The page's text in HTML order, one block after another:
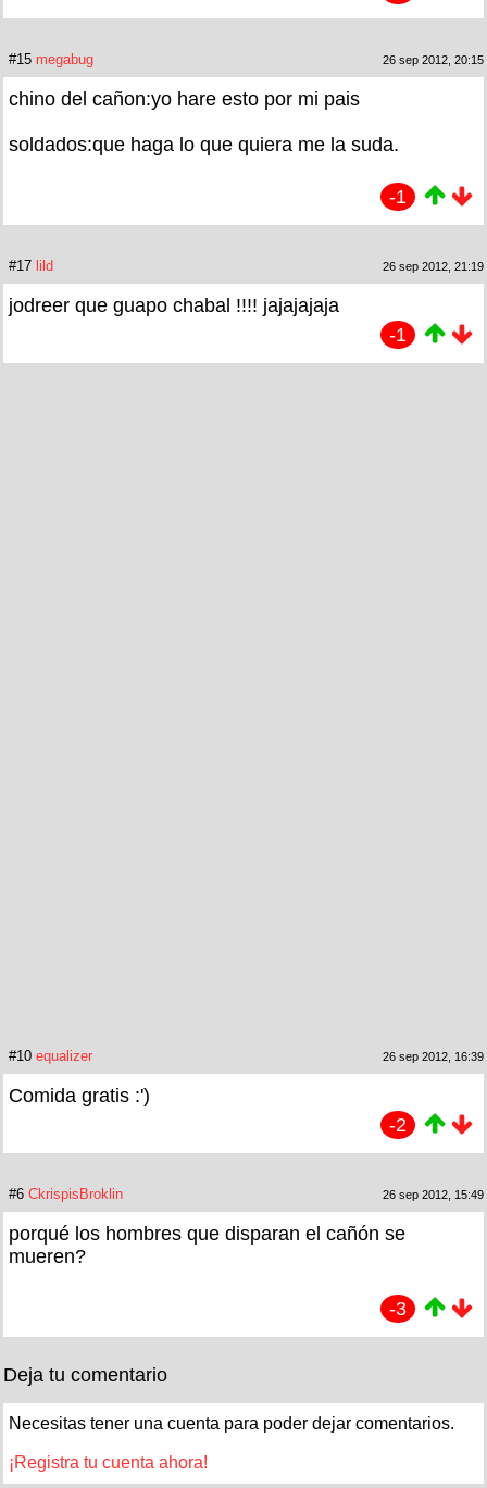
#15 megabug 26 sep 2012, 20:15
chino del cañon:yo hare esto por mi pais
soldados:que haga lo que quiera me la suda.
-1
#17 lild 26 sep 2012, 21:19
jodreer que guapo chabal !!!! jajajajaja
-1
#10 equalizer 26 sep 2012, 16:39
Comida gratis :')
-2
#6 CkrispisBroklin 26 sep 2012, 15:49
porqué los hombres que disparan el cañón se
mueren?
-3
Deja tu comentario
Necesitas tener una cuenta para poder dejar comentarios.
¡Registra tu cuenta ahora!